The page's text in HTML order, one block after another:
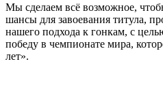
Мы сделаем всё возможное,
шансы для завоевания титула,
нашего подхода к гонкам, с
победу в чемпионате мира,
лет».